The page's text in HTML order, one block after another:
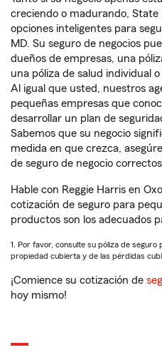
creciendo o madurando, State
opciones inteligentes para
MD. Su seguro de negocios
dueños de empresas, una
una póliza de salud individual
Al igual que usted, nuestros
pequeñas empresas que
desarrollar un plan de
Sabemos que su negocio
medida en que crezca,
de seguro de negocio
Hable con Reggie Harris en
cotización de seguro para
productos son los adecuados
1. Por favor, consulte su póliza de
propiedad cubierta y de las pérdidas
¡Comience su cotización de
hoy mismo!